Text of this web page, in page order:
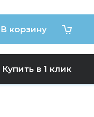
В корзину
Купить в 1 клик